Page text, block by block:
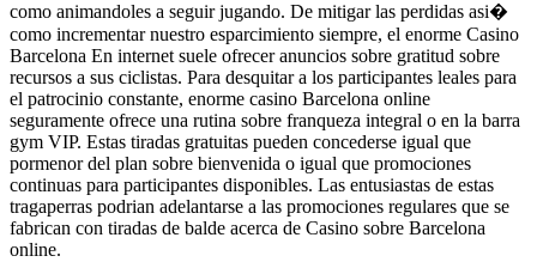
como animandoles a seguir jugando. De mitigar las perdidas asi�
como incrementar nuestro esparcimiento siempre, el enorme Casino
Barcelona En internet suele ofrecer anuncios sobre gratitud sobre
recursos a sus ciclistas. Para desquitar a los participantes leales para
el patrocinio constante, enorme casino Barcelona online
seguramente ofrece una rutina sobre franqueza integral o en la barra
gym VIP. Estas tiradas gratuitas pueden concederse igual que
pormenor del plan sobre bienvenida o igual que promociones
continuas para participantes disponibles. Las entusiastas de estas
tragaperras podrian adelantarse a las promociones regulares que se
fabrican con tiradas de balde acerca de Casino sobre Barcelona
online.